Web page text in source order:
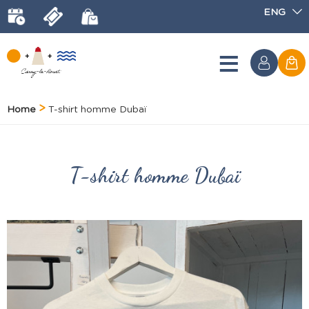
ENG
Home T-shirt homme Dubaï
T-shirt homme Dubaï